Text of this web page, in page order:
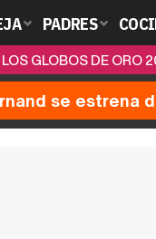
PADRES
GLOBOS DE ORO
se estrena